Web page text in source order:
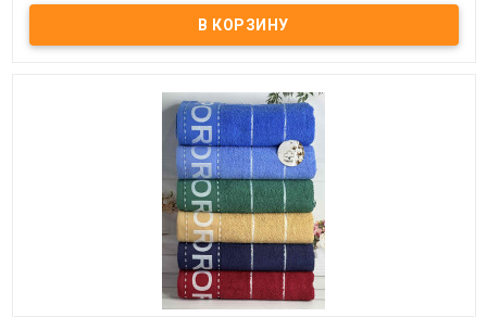
Набор махровых полотенец Sweet dreams из 6 шт. 50x90 см.
Комплектность: 50х90 см (6 шт. ) Состав: махра, 100% хлопок.
Плотность: 550 г/м.кв. Упаковка: ПВХ Производитель: Sweet